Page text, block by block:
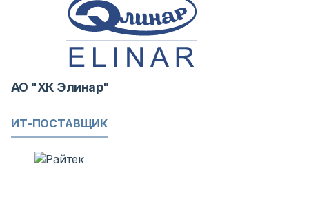
АО "ХК Элинар"
ИТ-ПОСТАВЩИК